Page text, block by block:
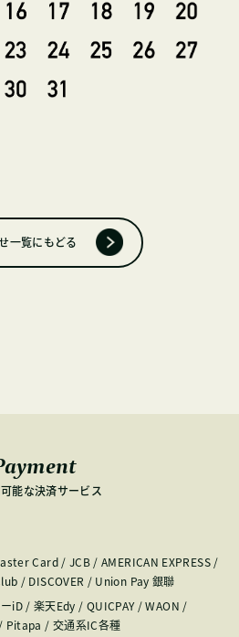
一覧にもどる
能な決済サービス
Card / JCB / AMERICAN EXPRESS /
/ DISCOVER / Union Pay 銀聯
iD / 楽天Edy / QUICPAY / WAON /
Pitapa / 交通系IC各種